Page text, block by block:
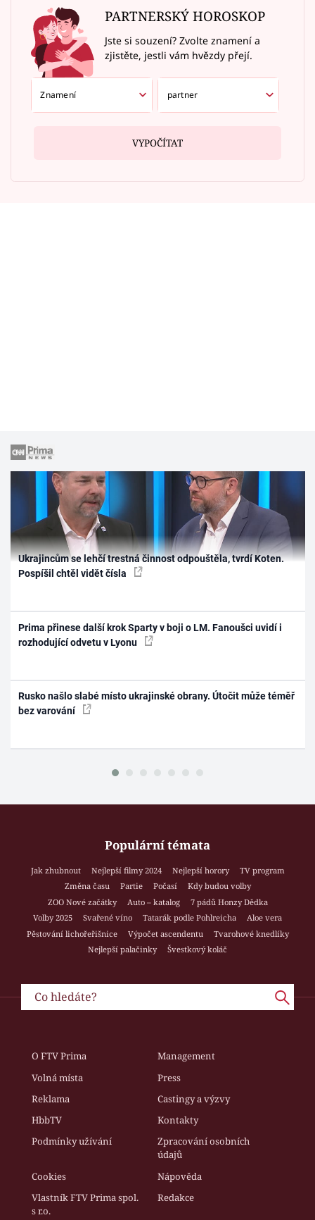
PARTNERSKÝ HOROSKOP
Jste si souzení? Zvolte znamení a
zjistěte, jestli vám hvězdy přejí.
VYPOČÍTAT
Ukrajincům se lehčí trestná činnost odpouštěla, tvrdí Koten.
Pospíšil chtěl vidět čísla
Prima přinese další krok Sparty v boji o LM. Fanoušci uvidí i
rozhodující odvetu v Lyonu
Rusko našlo slabé místo ukrajinské obrany. Útočit může téměř
bez varování
Populární témata
Jak zhubnout Nejlepší filmy 2024 Nejlepší horory
TV program
Změna času
Partie Počasí
Kdy budou volby
ZOO Nové začátky
Auto – katalog
7 pádů Honzy Dědka
Volby 2025
Svařené víno Tatarák podle Pohlreicha
Aloe vera
Pěstování lichořeřišnice
Výpočet ascendentu
Tvarohové knedlíky
Nejlepší palačinky
Švestkový koláč
O FTV Prima
Management
Volná místa
Press
Reklama
Castingy a výzvy
HbbTV
Kontakty
Podmínky užívání
Zpracování osobních
údajů
Cookies
Nápověda
Vlastník FTV Prima spol.
s r.o.
Redakce